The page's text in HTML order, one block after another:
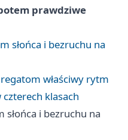
prawdziwe
słońca i bezruchu na
właściwy rytm
klasach
słońca i bezruchu na